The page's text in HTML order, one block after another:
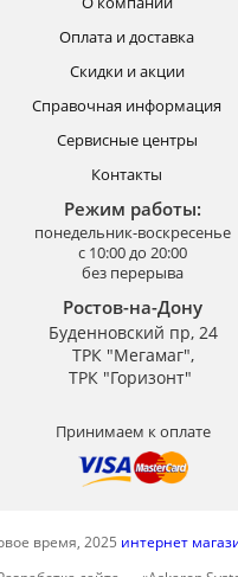
Оплата и доставка
Скидки и акции
Справочная информация
Сервисные центры
Контакты
Режим работы:
понедельник-воскресенье
с 10:00 до 20:00
без перерыва
Ростов-на-Дону
Буденновский пр, 24
ТРК "Мегамаг",
ТРК "Горизонт"
Принимаем к оплате
время, 2025 интернет